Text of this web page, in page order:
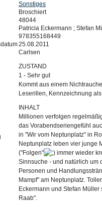
Sonstiges
Broschiert
48044
Patricia Eckermann ; Stefan
978355168449
25.08.2011
Carlsen
ZUSTAND
1 - Sehr gut
Kommt aus einem
Leserillen, Kennzeichnung
INHALT
Millionen verfolgen
das Vorabendseriengefühl
in "Wir vom Neptunplatz" in
Neptunplatz leben vier junge
("Folgen"
immer wieder
Sinnsuche - und natürlich um
Personen und
Mampf" am Neptunplatz.
Eckermann und Stefan
Raab".